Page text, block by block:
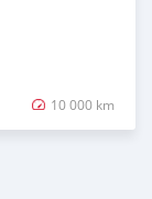
10 000 km